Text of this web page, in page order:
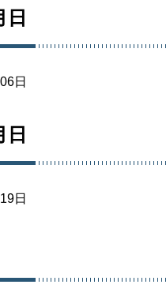
日
日
日
日